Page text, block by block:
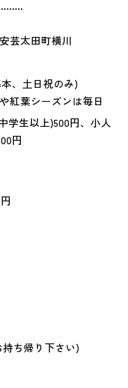
芸太田町横川
、土日祝のみ)
紅葉シーズンは毎日
学生以上)500円、小人
円
ち帰り下さい)